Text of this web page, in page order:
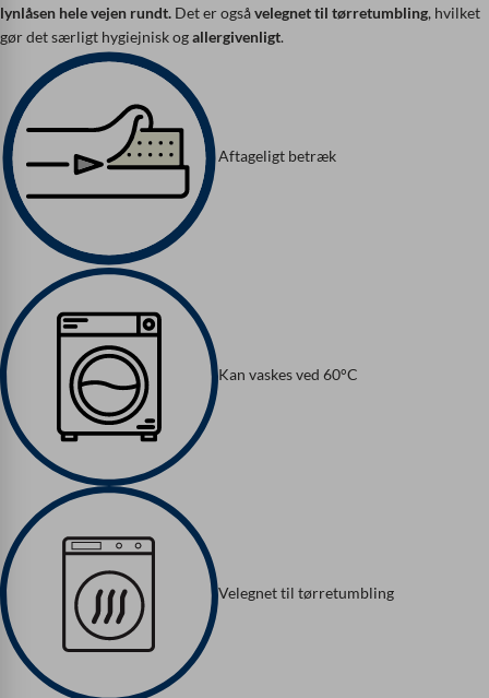
lynlåsen hele vejen rundt. Det er ogsåvelegnet til tørretumbling, hvilket
gør det særligt hygiejnisk ogallergivenligt.
Aftageligt betræk
Kan vaskes ved 60°C
Velegnet til tørretumbling